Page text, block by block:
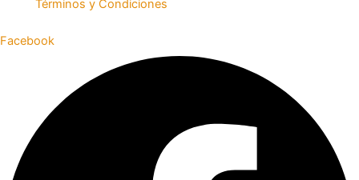
Términos y Condiciones
Facebook